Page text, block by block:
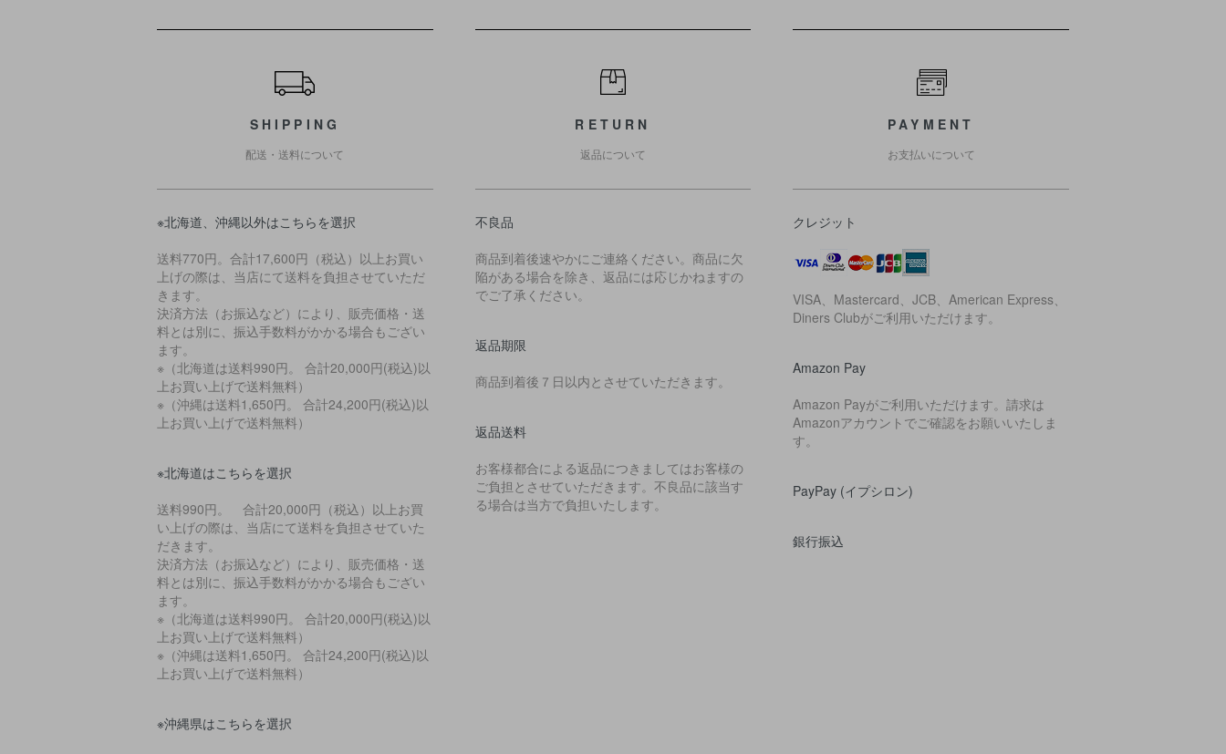
SHIPPING
配送・送料について
※北海道、沖縄以外はこちらを選択
送料770円。合計17,600円（税込）以上お買い
上げの際は、当店にて送料を負担させていただ
きます。
決済方法（お振込など）により、販売価格・送
料とは別に、振込手数料がかかる場合もござい
ます。
※（北海道は送料990円。 合計20,000円(税込)以
上お買い上げで送料無料）
※（沖縄は送料1,650円。 合計24,200円(税込)以
上お買い上げで送料無料）
※北海道はこちらを選択
送料990円。 合計20,000円（税込）以上お買
い上げの際は、当店にて送料を負担させていた
だきます。
決済方法（お振込など）により、販売価格・送
料とは別に、振込手数料がかかる場合もござい
ます。
※（北海道は送料990円。 合計20,000円(税込)以
上お買い上げで送料無料）
※（沖縄は送料1,650円。 合計24,200円(税込)以
上お買い上げで送料無料）
※沖縄県はこちらを選択
RETURN
返品について
不良品
商品到着後速やかにご連絡ください。商品に欠
陥がある場合を除き、返品には応じかねますの
でご了承ください。
返品期限
商品到着後７日以内とさせていただきます。
返品送料
お客様都合による返品につきましてはお客様の
ご負担とさせていただきます。不良品に該当す
る場合は当方で負担いたします。
PAYMENT
お支払いについて
クレジット
VISA、Mastercard、JCB、American Express、
Diners Clubがご利用いただけます。
Amazon Pay
Amazon Payがご利用いただけます。請求は
Amazonアカウントでご確認をお願いいたしま
す。
PayPay (イプシロン)
銀行振込